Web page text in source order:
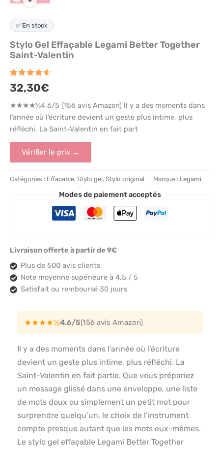
✅En stock
Stylo Gel Effaçable Legami Better Together
Saint-Valentin
Noté 4.6
sur 5
sur
156
notations
client
32,30€
★★★★½4.6/5 (156 avis Amazon) Il y a des moments dans
l’année où l’écriture devient un geste plus intime, plus
réfléchi. La Saint-Valentin en fait part
Vérifier le prix →
Catégories : Effacable, Stylo gel, Stylo original Marque : Legami
Modes de paiement acceptés
Livraison offerte à partir de 9€
Plus de 500 avis clients
Note moyenne supérieure à 4,5 / 5
Satisfait ou remboursé 30 jours
★★★★½4.6/5(156 avis Amazon)
Il y a des moments dans l’année où l’écriture
devient un geste plus intime, plus réfléchi. La
Saint-Valentin en fait partie. Que vous prépariez
un message glissé dans une enveloppe, une liste
de mots doux ou simplement un petit mot pour
surprendre quelqu’un, le choix de l’instrument
compte presque autant que les mots eux-mêmes.
Le stylo gel effaçable Legami Better Together